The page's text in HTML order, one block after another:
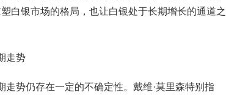
白银市场的格局，也让白银处于长期增长的通道之
走势
势仍存在一定的不确定性。戴维·莫里森特别指